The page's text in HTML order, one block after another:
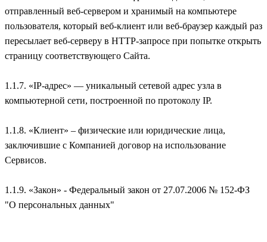
отправленный веб-сервером и хранимый на компьютере
пользователя, который веб-клиент или веб-браузер каждый раз
пересылает веб-серверу в HTTP-запросе при попытке открыть
страницу соответствующего Сайта.
1.1.7. «IP-адрес» — уникальный сетевой адрес узла в
компьютерной сети, построенной по протоколу IP.
1.1.8. «Клиент» – физические или юридические лица,
заключившие с Компанией договор на использование
Сервисов.
1.1.9. «Закон» - Федеральный закон от 27.07.2006 № 152-ФЗ
"О персональных данных"